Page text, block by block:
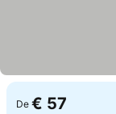
De € 57